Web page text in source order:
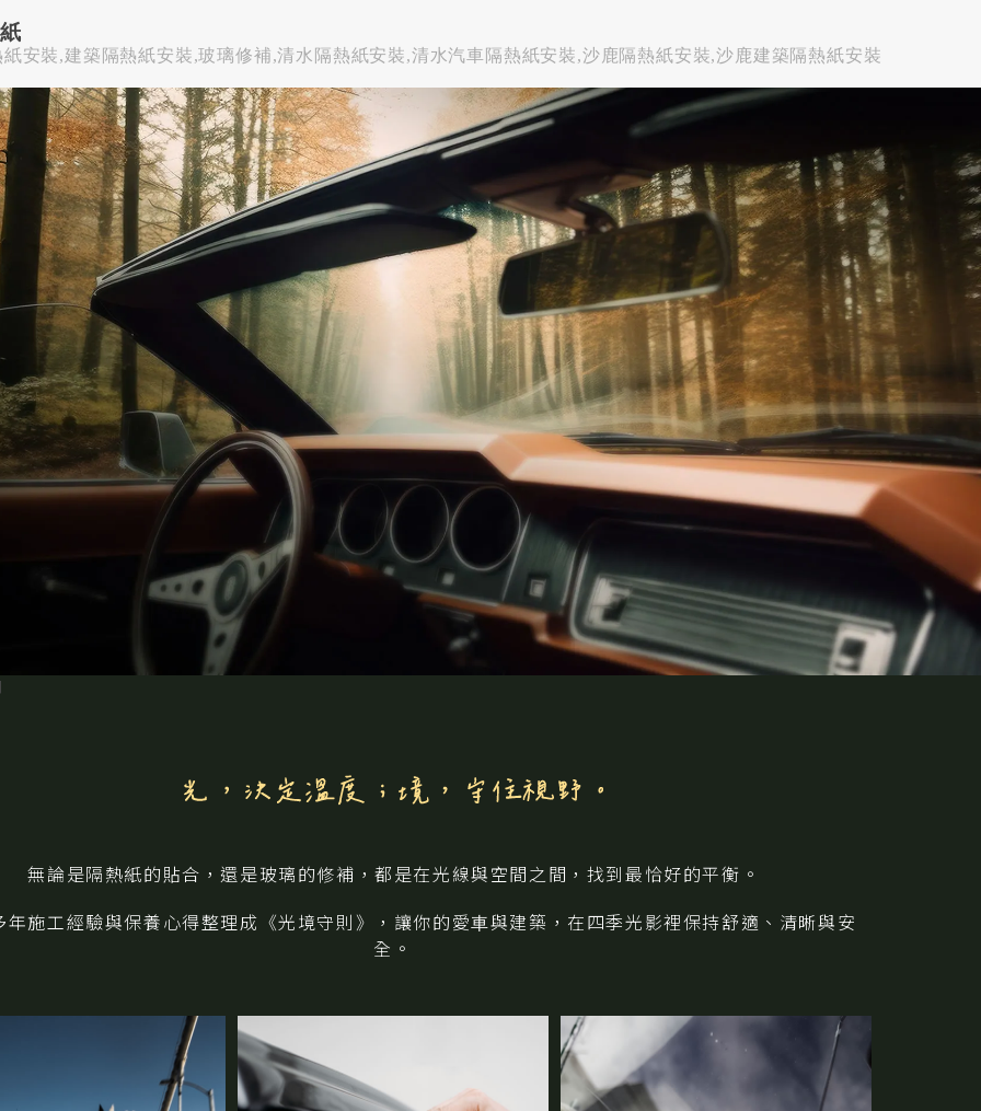
安裝,建築隔熱紙安裝,玻璃修補,清水隔熱紙安裝,清水汽車隔熱紙安裝,沙鹿隔熱紙安裝,沙鹿建築隔熱紙安裝
無論是隔熱紙的貼合，還是玻璃的修補，都是在光線與空間之間，找到最恰好的平衡。
年施⼯經驗與保養⼼得整理成《光境守則》，讓你的愛⾞與建築，在四季光影裡保持舒適、清晰與安
全。